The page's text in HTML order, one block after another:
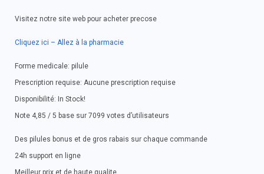
Visitez notre site web pour acheter precose
Cliquez ici – Allez à la pharmacie
Forme medicale: pilule
Prescription requise: Aucune prescription requise
Disponibilité: In Stock!
Note 4,85 / 5 base sur 7099 votes d’utilisateurs
Des pilules bonus et de gros rabais sur chaque commande
24h support en ligne
Meilleur prix et de haute qualite